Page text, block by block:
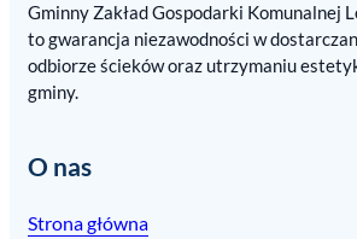
Gminny Zakład Gospodarki Komunalnej
to gwarancja niezawodności w
odbiorze ścieków oraz utrzymaniu
gminy.
O nas
Strona główna